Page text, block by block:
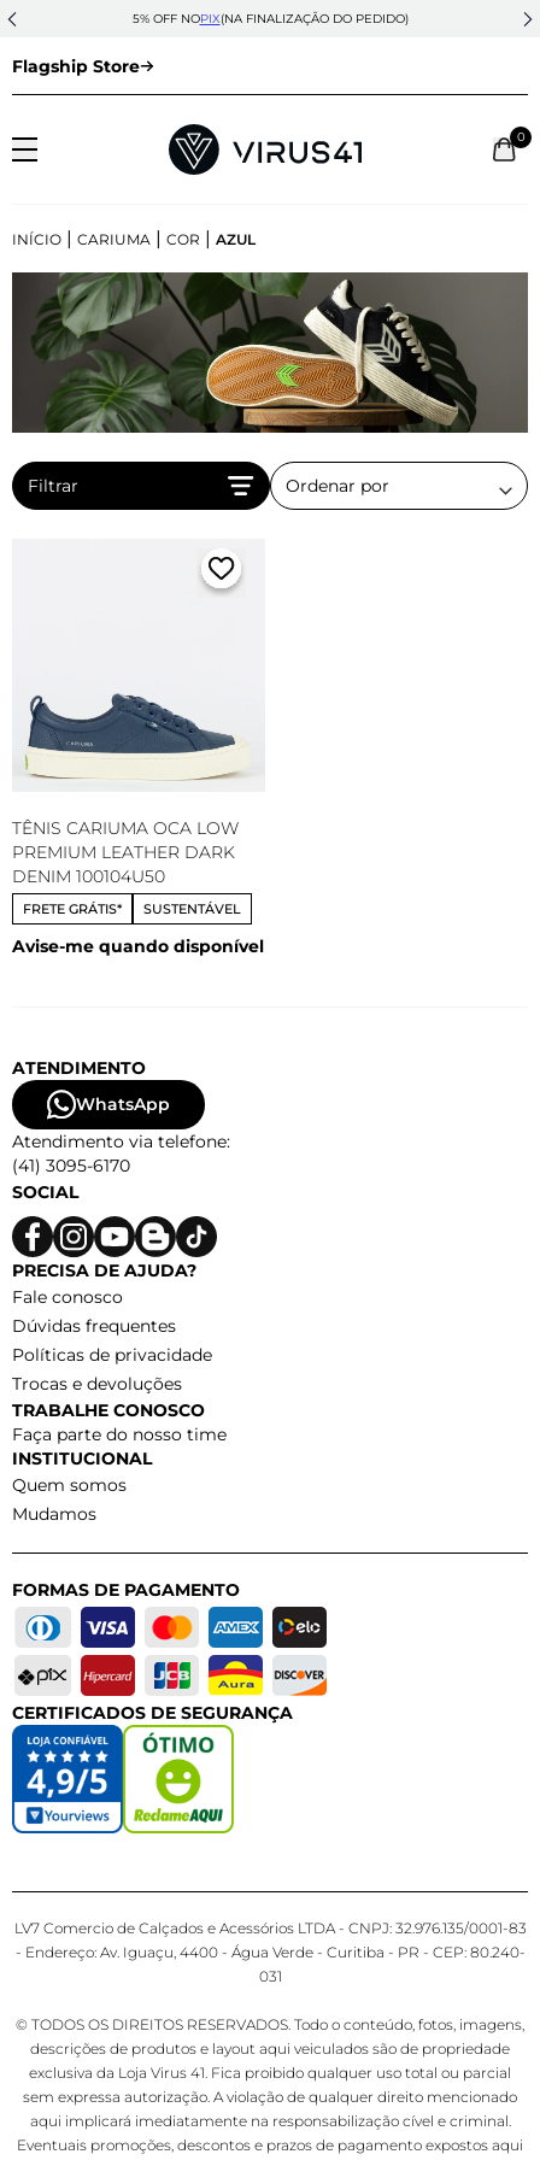
5% OFF NOPIX(NA FINALIZAÇÃO DO PEDIDO)
Flagship Store
0
INÍCIO | CARIUMA | COR | AZUL
Filtrar
TÊNIS CARIUMA OCA LOW
PREMIUM LEATHER DARK
DENIM 100104U50
FRETE GRÁTIS* SUSTENTÁVEL
Avise-me quando disponível
ATENDIMENTO
WhatsApp
Atendimento via telefone:
(41) 3095-6170
SOCIAL
PRECISA DE AJUDA?
Fale conosco
Dúvidas frequentes
Políticas de privacidade
Trocas e devoluções
TRABALHE CONOSCO
Faça parte do nosso time
INSTITUCIONAL
Quem somos
Mudamos
FORMAS DE PAGAMENTO
CERTIFICADOS DE SEGURANÇA
LV7 Comercio de Calçados e Acessórios LTDA - CNPJ: 32.976.135/0001-83
- Endereço: Av. Iguaçu, 4400 - Água Verde - Curitiba - PR - CEP: 80.240-
031
© TODOS OS DIREITOS RESERVADOS. Todo o conteúdo, fotos, imagens,
descrições de produtos e layout aqui veiculados são de propriedade
exclusiva da Loja Virus 41. Fica proibido qualquer uso total ou parcial
sem expressa autorização. A violação de qualquer direito mencionado
aqui implicará imediatamente na responsabilização cível e criminal.
Eventuais promoções, descontos e prazos de pagamento expostos aqui